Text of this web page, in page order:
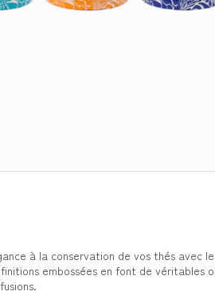
à la conservation de vos thés avec
embossées en font de